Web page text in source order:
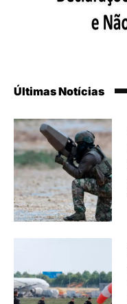
Últimas Notícias